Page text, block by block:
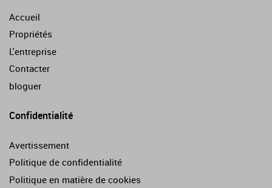
Accueil
Propriétés
L'entreprise
Contacter
bloguer
Confidentialité
Avertissement
Politique de confidentialité
Politique en matière de cookies